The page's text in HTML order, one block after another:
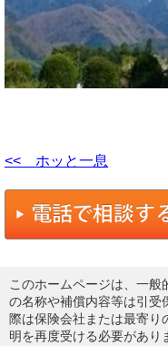
<< ホッと一息
このホームページは、一般
の名称や補償内容等は引受
際は保険会社または最寄
明を再度受ける必要があり